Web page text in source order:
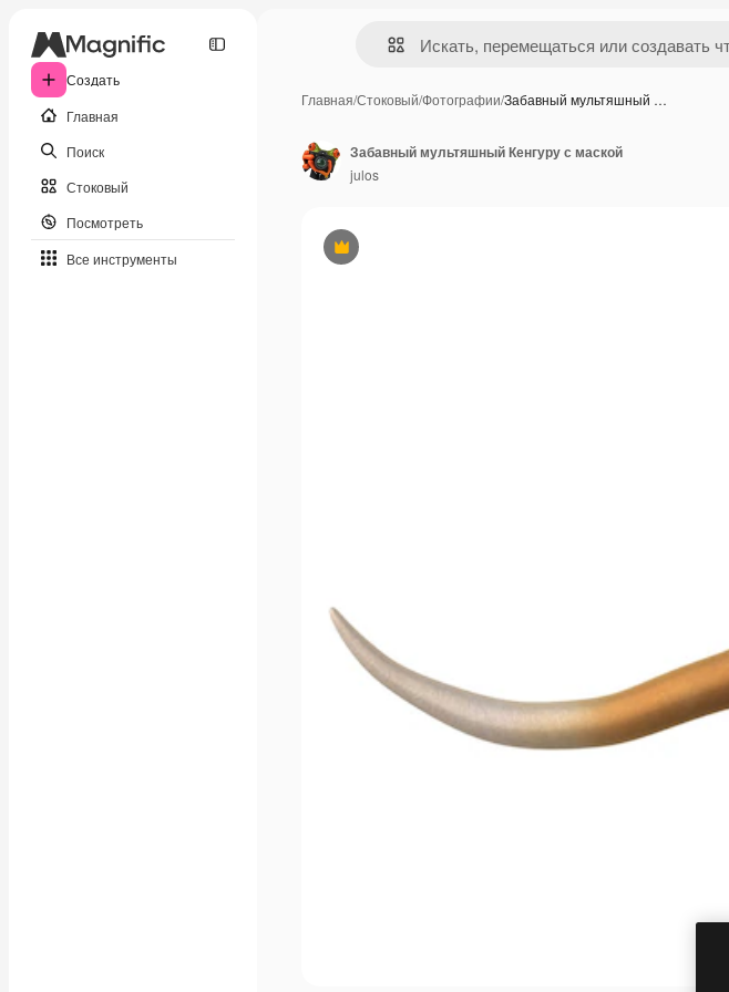
Создать
Главная
Поиск
Стоковый
Посмотреть
Все инструменты
Главная/Стоковый/Фотографии/Забавный мультяшный …
Премиум
Забавный мультяшный Кенгуру с маской
julos